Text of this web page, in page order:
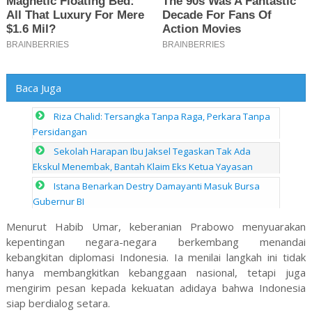
Baca Juga
Riza Chalid: Tersangka Tanpa Raga, Perkara Tanpa
Persidangan
Sekolah Harapan Ibu Jaksel Tegaskan Tak Ada
Ekskul Menembak, Bantah Klaim Eks Ketua Yayasan
Istana Benarkan Destry Damayanti Masuk Bursa
Gubernur BI
Menurut Habib Umar, keberanian Prabowo menyuarakan
kepentingan negara-negara berkembang menandai
kebangkitan diplomasi Indonesia. Ia menilai langkah ini tidak
hanya membangkitkan kebanggaan nasional, tetapi juga
mengirim pesan kepada kekuatan adidaya bahwa Indonesia
siap berdialog setara.